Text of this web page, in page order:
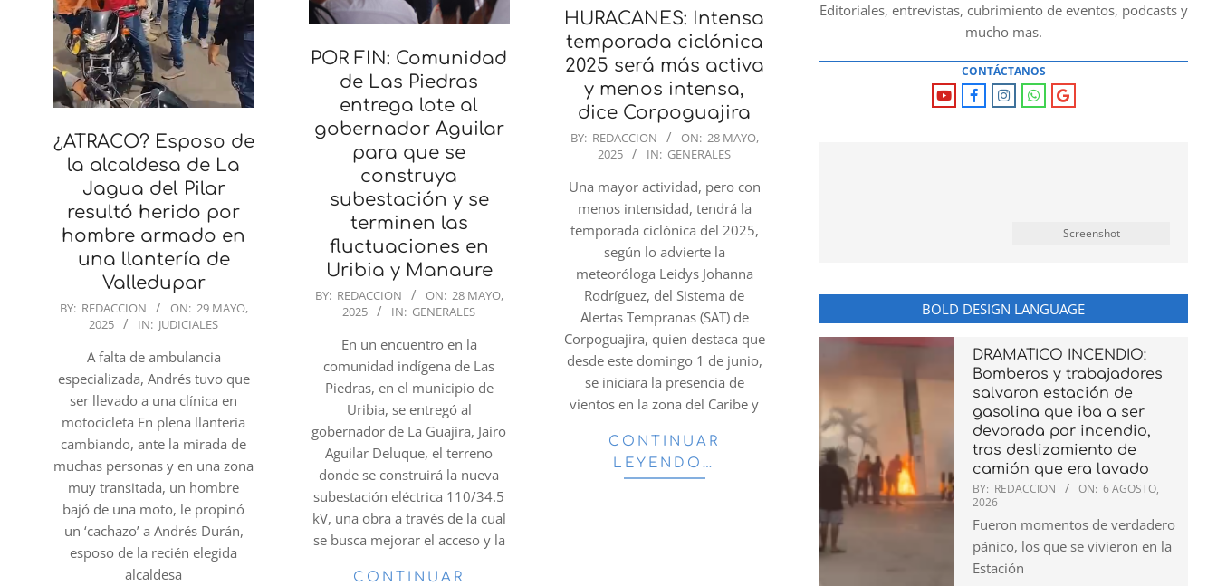
¿ATRACO? Esposo de
la alcaldesa de La
Jagua del Pilar
resultó herido por
hombre armado en
una llantería de
Valledupar
2025-
BY: REDACCION ON: 29 MAYO,
2025
IN: JUDICIALES
A falta de ambulancia
especializada, Andrés tuvo que
ser llevado a una clínica en
motocicleta En plena llantería
cambiando, ante la mirada de
muchas personas y en una zona
muy transitada, un hombre
bajó de una moto, le propinó
un ‘cachazo’ a Andrés Durán,
esposo de la recién elegida
alcaldesa
POR FIN: Comunidad
de Las Piedras
entrega lote al
gobernador Aguilar
para que se
construya
subestación y se
terminen las
fluctuaciones en
Uribia y Manaure
2025-
BY: REDACCION ON: 28 MAYO,
2025
IN: GENERALES
En un encuentro en la
comunidad indígena de Las
Piedras, en el municipio de
Uribia, se entregó al
gobernador de La Guajira, Jairo
Aguilar Deluque, el terreno
donde se construirá la nueva
subestación eléctrica 110/34.5
kV, una obra a través de la cual
se busca mejorar el acceso y la
CONTINUAR
HURACANES: Intensa
temporada ciclónica
2025 será más activa
y menos intensa,
dice Corpoguajira
2025-
28
BY: REDACCION ON: 28 MAYO,
2025
IN: GENERALES
Una mayor actividad, pero con
menos intensidad, tendrá la
temporada ciclónica del 2025,
según lo advierte la
meteoróloga Leidys Johanna
Rodríguez, del Sistema de
Alertas Tempranas (SAT) de
Corpoguajira, quien destaca que
desde este domingo 1 de junio,
se iniciara la presencia de
vientos en la zona del Caribe y
CONTINUAR
LEYENDO…
Editoriales, entrevistas, cubrimiento de eventos, podcasts y
mucho mas.
CONTÁCTANOS
Screenshot
BOLD DESIGN LANGUAGE
DRAMATICO INCENDIO:
Bomberos y trabajadores
salvaron estación de
gasolina que iba a ser
devorada por incendio,
tras deslizamiento de
camión que era lavado
BY: REDACCION ON: 6 AGOSTO,
2026
Fueron momentos de verdadero
pánico, los que se vivieron en la
Estación